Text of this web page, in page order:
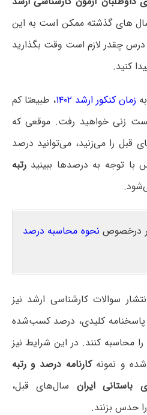
های گذشته ممکن است به این
چقدر لازم است وقت بگذارید
کنید.
زمان کنکور ارشد ۱۴۰۲
، طبیعتا کم
زنی خواهید رفت. موقعی که
را می‌زنید، می‌توانید درصد
با توجه به درصدها ببینیدرتبه
درخصوص نحوه محاسبه درصد
سوالات کارشناسی ارشد نیز
پاسخنامه کلیدی، درصد کسب‌شده
محاسبه کنند. در این شرایط نیز
و نمونهکارنامه درصد و رتبه
ایران سال‌های قبل،
حدس بزنند.